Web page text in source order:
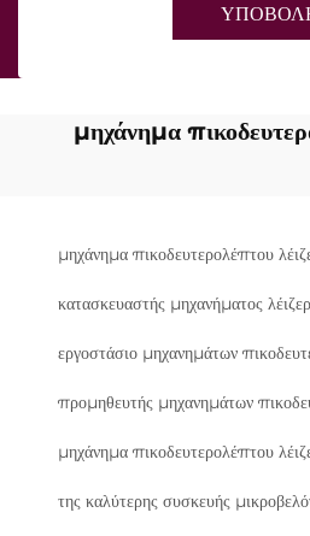
μηχάνημα
μηχάνημα πικοδευτερολέπτου
κατασκευαστής μηχανήματος
εργοστάσιο μηχανημάτων
προμηθευτής μηχανημάτων
μηχάνημα πικοδευτερολέπτου
της καλύτερης συσκευής